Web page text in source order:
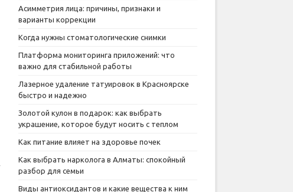
Асимметрия лица: причины, признаки и
варианты коррекции
Когда нужны стоматологические снимки
Платформа мониторинга приложений: что
важно для стабильной работы
Лазерное удаление татуировок в Красноярске
быстро и надежно
Золотой кулон в подарок: как выбрать
украшение, которое будут носить с теплом
Как питание влияет на здоровье почек
Как выбрать нарколога в Алматы: спокойный
разбор для семьи
Виды антиоксидантов и какие вещества к ним